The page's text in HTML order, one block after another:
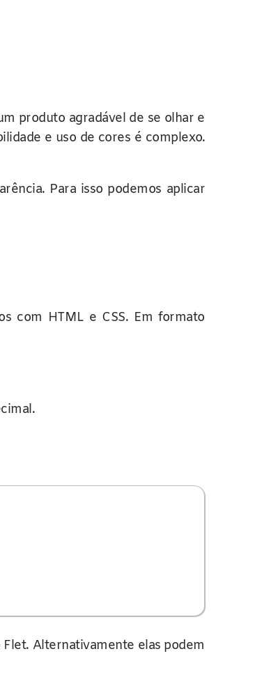
produto agradável de se olhar e
e uso de cores é complexo.
Para isso podemos aplicar
com HTML e CSS. Em formato
Alternativamente elas podem